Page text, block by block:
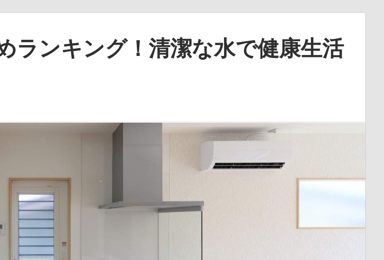
ランキング！清潔な水で健康生活